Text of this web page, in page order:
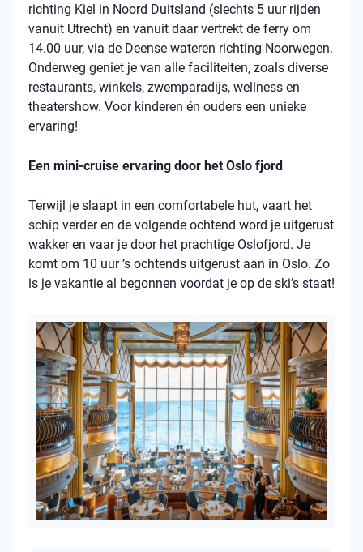
richting Kiel in Noord Duitsland (slechts 5 uur rijden
vanuit Utrecht) en vanuit daar vertrekt de ferry om
14.00 uur, via de Deense wateren richting Noorwegen.
Onderweg geniet je van alle faciliteiten, zoals diverse
restaurants, winkels, zwemparadijs, wellness en
theatershow. Voor kinderen én ouders een unieke
ervaring!
Een mini-cruise ervaring door het Oslo fjord
Terwijl je slaapt in een comfortabele hut, vaart het
schip verder en de volgende ochtend word je uitgerust
wakker en vaar je door het prachtige Oslofjord. Je
komt om 10 uur ’s ochtends uitgerust aan in Oslo. Zo
is je vakantie al begonnen voordat je op de ski’s staat!